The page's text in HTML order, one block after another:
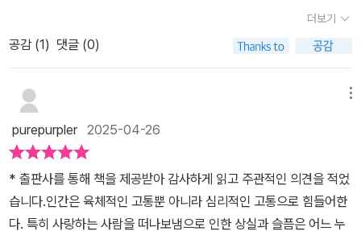
것이 아닙니다. 그것들은 서로 깊이 연결되어 있고, 하나 없이는 다른
하나를 가질 수 없습니다. 】 (p.200~201)【 그들이 죽을 때, 우리 안
의 한 부분도 죽습니다. 그러나 우리가 계속 살아갈 때, 그들도 우리와
함께 살아갑니다.이 통찰을 통해, 우리는더 이상 고통에 머무르지 않
께 그들을 미래로 데려가는 법을 알게 됩니다. 】 (p.204)
함께 접하며 판단해 보자. 생각보다 현실적인 부분에 대한 조언이 인
상 깊은 책이라서 많은 분들이 접하며 더 나은 방향으로 생각해 봤으
면 한다. ​
견고하게 뿌리내린 내면에 집중하면 폭풍을 견딜 수 있다는 것을 알
게 되는 거예요. 차분하게 읽다보면 자기돌봄 명상 수행으로 마음챙
래야 강력한 공동체의 마음챙김 에너지를 만들어 낼 수 있다고 이야
기하네요. 여기에선 슬픔과 상실을 어루만지는 마음챙김 수행을 알려
주고 있지만 고통스러운 감정을 다독이고 견뎌낼 수 있다면 작은 기
쁨들을 알아차리는 것도 가능해져요. 피할 수 없는 고통이기에 우리
는 고통을 다루는 방법을 배워야 해요. 누구나 바로 실천할 수 있는 수
행 한 가지를 소개하자면, 아침에 눈을 뜨면 미소 짓는 수행이에요. 기
서 가부좌를 틀고 앉아서 하는 것이라 생각했지만, 우리가 먹고, 걷고,
사랑하는 일상의 모든 순간이 명상이 된다는 사실을 알게 되었다. <
마음은 사라지지 않는다>는 상실과 슬픔, 고통을 겪고 있는 모든 사
람을 위한 책이다. 이 책에는 고통을 외면하는 대신 올바로 마주하고
자양분으로 삼아 진정한 행복을 찾을 수 있는 방법 등이 담겨 있다. 실
제로 명상을 하면서 내 마음을 돌볼 수 있는 방법들도 소개되어 있다.
책을 절반쯤 읽었을 때 약속 장소에 도착하여 지인을 만났다. 지인은
자리에 앉자마자 얼마 전 아버지가 돌아가셔서 힘든 시간을 보내고
더보기
공감 (1) 댓글 (0)
purepurpler2025-04-26
* 출판사를 통해 책을 제공받아 감사하게 읽고 주관적인 의견을 적었
습니다.인간은 육체적인 고통뿐 아니라 심리적인 고통으로 힘들어한
다. 특히 사랑하는 사람을 떠나보냄으로 인한 상실과 슬픔은 어느 누